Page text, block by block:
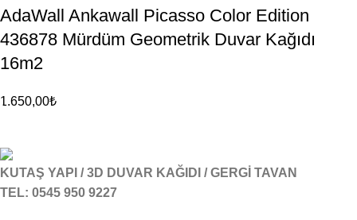
AdaWall Ankawall Picasso Color Edition
436878 Mürdüm Geometrik Duvar Kağıdı
16m2
1.650,00₺
KUTAŞ YAPI / 3D DUVAR KAĞIDI / GERGİ TAVAN
TEL: 0545 950 9227